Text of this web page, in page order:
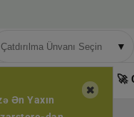
▼
Ən Yaxın
Məhsullar 🚀